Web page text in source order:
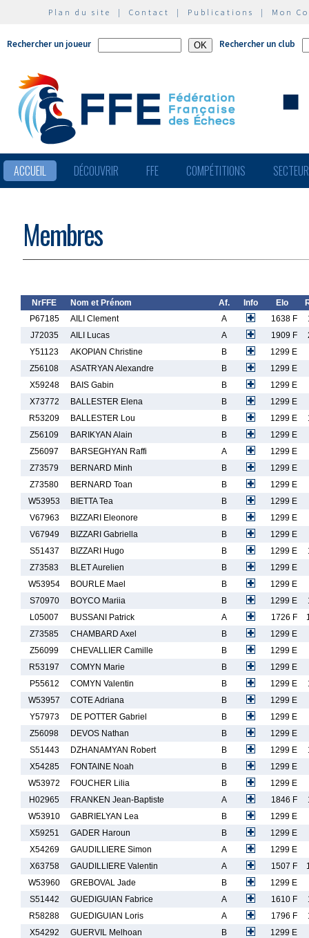
Plan du site | Contact | Publications | Mon
Rechercher un joueur Rechercher un club
ACCUEIL DÉCOUVRIR FFE COMPÉTITIONS
Membres
NrFFE Nom et Prénom Af. Info Elo
P67185
AILI Clement A 1638 F
J72035
AILI Lucas A 1909 F
Y51123
AKOPIAN Christine B
1299 E
Z56108
ASATRYAN Alexandre B
1299 E
X59248
BAIS Gabin B
1299 E
X73772
BALLESTER Elena B
1299 E
R53209
BALLESTER Lou B 1299 E
Z56109
BARIKYAN Alain B
1299 E
Z56097
BARSEGHYAN Raffi A
1299 E
Z73579
BERNARD Minh B
1299 E
Z73580
BERNARD Toan B
1299 E
W53953
BIETTA Tea B
1299 E
V67963
BIZZARI Eleonore B
1299 E
V67949
BIZZARI Gabriella B
1299 E
S51437
BIZZARI Hugo B 1299 E
Z73583
BLET Aurelien B
1299 E
W53954
BOURLE Mael B
1299 E
S70970
BOYCO Mariia B 1299 E
L05007
BUSSANI Patrick A 1726 F
Z73585
CHAMBARD Axel B
1299 E
Z56099
CHEVALLIER Camille B
1299 E
R53197
COMYN Marie B
1299 E
P55612
COMYN Valentin B 1299 E
W53957
COTE Adriana B
1299 E
Y57973
DE POTTER Gabriel B
1299 E
Z56098
DEVOS Nathan B
1299 E
S51443
DZHANAMYAN Robert B 1299 E
X54285
FONTAINE Noah B
1299 E
W53972
FOUCHER Lilia B
1299 E
H02965
FRANKEN Jean-Baptiste A 1846 F
W53910
GABRIELYAN Lea B
1299 E
X59251
GADER Haroun B
1299 E
X54269
GAUDILLIERE Simon A
1299 E
X63758
GAUDILLIERE Valentin A 1507 F
W53960
GREBOVAL Jade B
1299 E
S51442
GUEDIGUIAN Fabrice A 1610 F
R58288
GUEDIGUIAN Loris A 1796 F
X54292
GUERVIL Melhoan B
1299 E